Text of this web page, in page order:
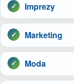
Imprezy
Marketing
Moda